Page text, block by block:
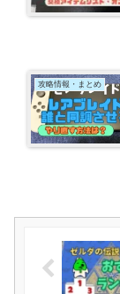
攻略情報・まとめ